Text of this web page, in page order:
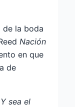
de la boda
Nación
en que
de
Y sea el